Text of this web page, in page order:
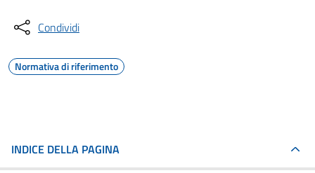
Condividi
Normativa di riferimento
INDICE DELLA PAGINA